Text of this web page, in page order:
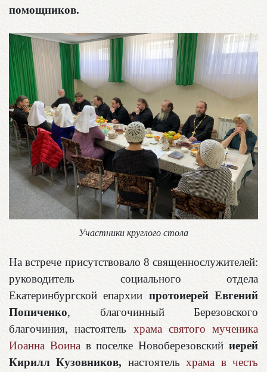
помощников.
Участники круглого стола
На встрече присутствовало 8 священнослужителей:
руководитель социального отдела
Екатеринбургской епархии протоиерей Евгений
Попиченко, благочинный Березовского
благочиния, настоятель храма святого мученика
Иоанна Воинав поселке Новоберезовскийиерей
Кирилл Кузовников, настоятельхрама в честь